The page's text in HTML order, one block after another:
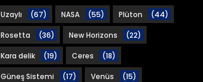
Uzaylı (67) NASA (55) Plüton (44)
Rosetta (36) New Horizons (22)
Kara delik (19) Ceres (18)
Güneş Sistemi (17) Venüs (15)